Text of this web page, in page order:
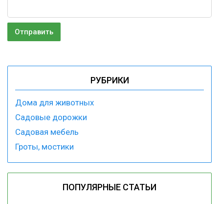
РУБРИКИ
Дома для животных
Садовые дорожки
Садовая мебель
Гроты, мостики
ПОПУЛЯРНЫЕ СТАТЬИ